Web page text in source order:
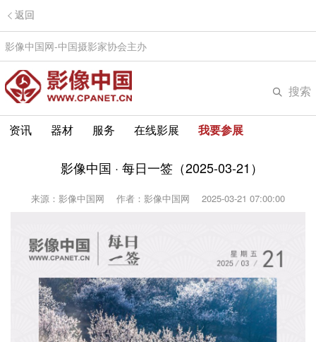
返回
影像中国网-中国摄影家协会主办
搜索
资讯 器材 服务 在线影展 我要参展
影像中国 · 每日一签（2025-03-21）
来源：影像中国网 作者：影像中国网 2025-03-21 07:00:00